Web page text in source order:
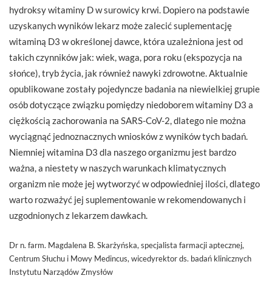
hydroksy witaminy D w surowicy krwi. Dopiero na podstawie
uzyskanych wyników lekarz może zalecić suplementację
witaminą D3 w określonej dawce, która uzależniona jest od
takich czynników jak: wiek, waga, pora roku (ekspozycja na
słońce), tryb życia, jak również nawyki zdrowotne. Aktualnie
opublikowane zostały pojedyncze badania na niewielkiej grupie
osób dotyczące związku pomiędzy niedoborem witaminy D3 a
ciężkością zachorowania na SARS-CoV-2, dlatego nie można
wyciągnąć jednoznacznych wniosków z wyników tych badań.
Niemniej witamina D3 dla naszego organizmu jest bardzo
ważna, a niestety w naszych warunkach klimatycznych
organizm nie może jej wytworzyć w odpowiedniej ilości, dlatego
warto rozważyć jej suplementowanie w rekomendowanych i
uzgodnionych z lekarzem dawkach.
Dr n. farm. Magdalena B. Skarżyńska, specjalista farmacji aptecznej,
Centrum Słuchu i Mowy Medincus, wicedyrektor ds. badań klinicznych
Instytutu Narządów Zmysłów